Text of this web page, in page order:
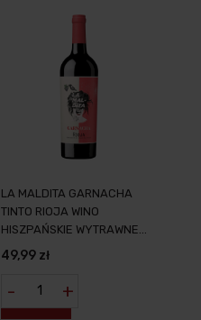
LA MALDITA GARNACHA
TINTO RIOJA WINO
HISZPAŃSKIE WYTRAWNE
0,75L
49,99 zł
- +